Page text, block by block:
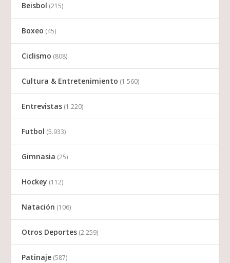
Beisbol (215)
Boxeo (45)
Ciclismo (808)
Cultura & Entretenimiento (1.560)
Entrevistas (1.220)
Futbol (5.933)
Gimnasia (25)
Hockey (112)
Natación (106)
Otros Deportes (2.259)
Patinaje (587)